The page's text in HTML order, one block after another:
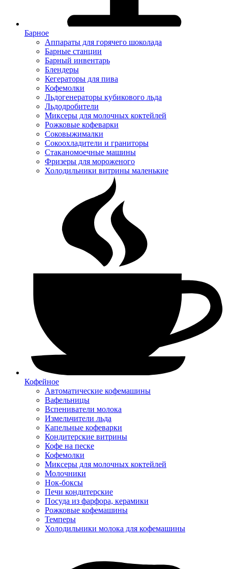
Барное
Аппараты для горячего шоколада
Барные станции
Барный инвентарь
Блендеры
Кегераторы для пива
Кофемолки
Льдогенераторы кубикового льда
Льдодробители
Миксеры для молочных коктейлей
Рожковые кофеварки
Соковыжималки
Сокоохладители и граниторы
Стаканомоечные машины
Фризеры для мороженого
Холодильники витрины маленькие
Кофейное
Автоматические кофемашины
Вафельницы
Вспениватели молока
Измельчители льда
Капельные кофеварки
Кондитерские витрины
Кофе на песке
Кофемолки
Миксеры для молочных коктейлей
Молочники
Нок-боксы
Печи кондитерские
Посуда из фарфора, керамики
Рожковые кофемашины
Темперы
Холодильники молока для кофемашины